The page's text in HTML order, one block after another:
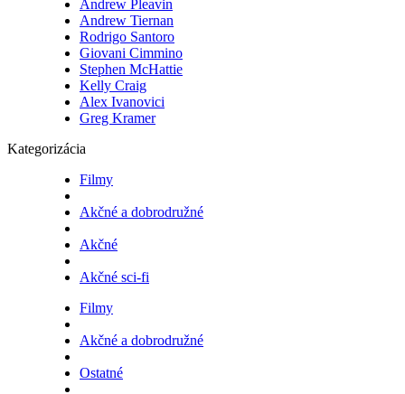
Andrew Pleavin
Andrew Tiernan
Rodrigo Santoro
Giovani Cimmino
Stephen McHattie
Kelly Craig
Alex Ivanovici
Greg Kramer
Kategorizácia
Filmy
Akčné a dobrodružné
Akčné
Akčné sci-fi
Filmy
Akčné a dobrodružné
Ostatné